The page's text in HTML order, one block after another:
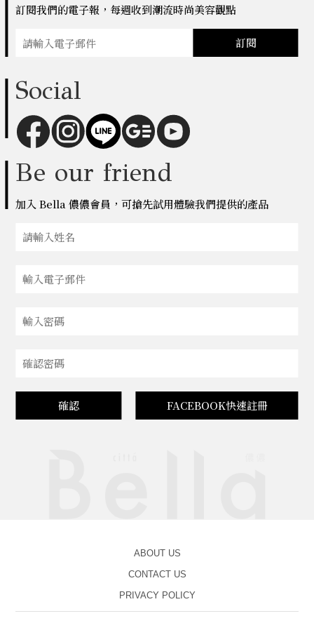
訂閱我們的電子報，每週收到潮流時尚美容觀點
訂閱
Social
Be our friend
加入 Bella 儂儂會員，可搶先試用體驗我們提供的產品
確認 FACEBOOK快速註冊
ABOUT US
CONTACT US
PRIVACY POLICY